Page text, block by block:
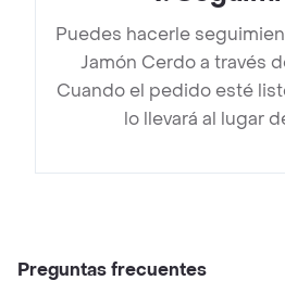
Puedes hacerle
Jamón Cerdo a través
Cuando el pedido esté
lo llevará al lugar
Preguntas frecuentes